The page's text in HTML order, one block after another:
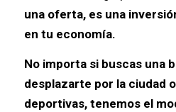
una oferta, es una
en tu economía.
No importa si buscas una
desplazarte por la ciudad
deportivas, tenemos el